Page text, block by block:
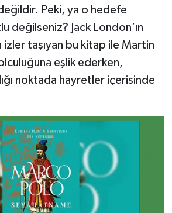
Peki, ya o hedefe
değilseniz? Jack London’ın
izler taşıyan bu kitap ile Martin
eşlik ederken,
noktada hayretler içerisinde